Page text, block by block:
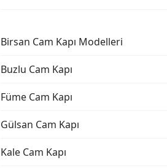
Birsan Cam Kapı Modelleri
Buzlu Cam Kapı
Füme Cam Kapı
Gülsan Cam Kapı
Kale Cam Kapı